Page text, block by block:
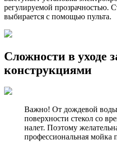
регулируемой прозрачностью.
выбирается с помощью пульта.
Сложности в уходе
конструкциями
Важно! От дождевой воды
поверхности стекол со
налет. Поэтому
профессиональная мойка